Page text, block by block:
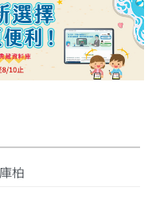
柏